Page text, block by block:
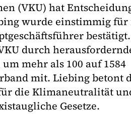
(VKU) hat
wurde einstimmig
durch
mehr als 100 auf 1584
mit. Liebing betont
die Klimaneutralität
Gesetze.